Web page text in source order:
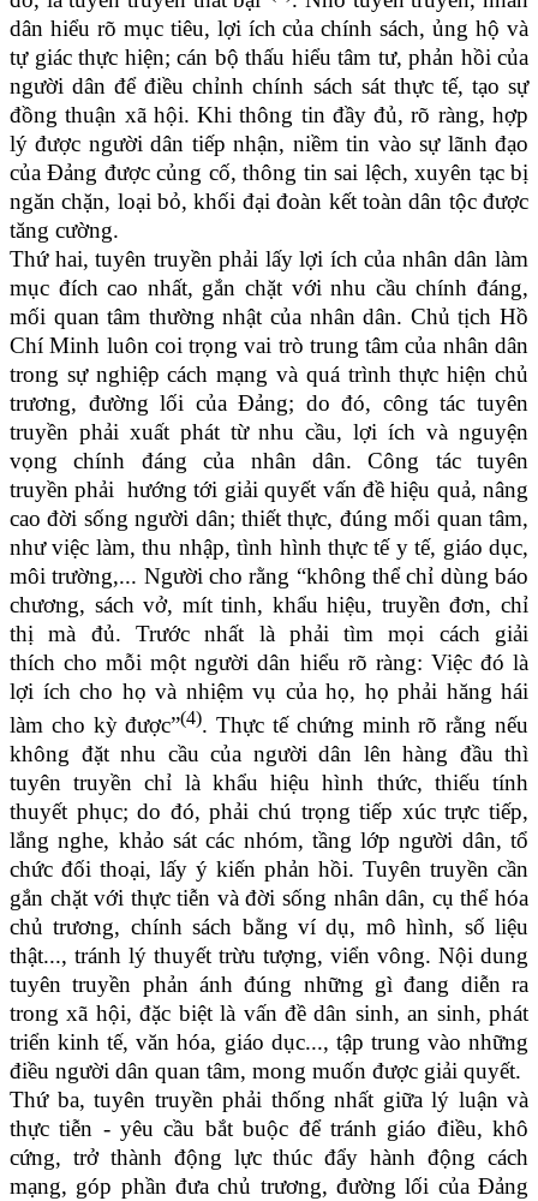
dân hiểu rõ mục tiêu, lợi ích của chính sách, ủng hộ và
tự giác thực hiện; cán bộ thấu hiểu tâm tư, phản hồi của
người dân để điều chỉnh chính sách sát thực tế, tạo sự
đồng thuận xã hội. Khi thông tin đầy đủ, rõ ràng, hợp
lý được người dân tiếp nhận, niềm tin vào sự lãnh đạo
của Đảng được củng cố, thông tin sai lệch, xuyên tạc bị
ngăn chặn, loại bỏ, khối đại đoàn kết toàn dân tộc được
tăng cường.
Thứ hai, tuyên truyền phải lấy lợi ích của nhân dân làm
mục đích cao nhất, gắn chặt với nhu cầu chính đáng,
mối quan tâm thường nhật của nhân dân. Chủ tịch Hồ
Chí Minh luôn coi trọng vai trò trung tâm của nhân dân
trong sự nghiệp cách mạng và quá trình thực hiện chủ
trương, đường lối của Đảng; do đó, công tác tuyên
truyền phải xuất phát từ nhu cầu, lợi ích và nguyện
vọng chính đáng của nhân dân. Công tác tuyên
truyền phải hướng tới giải quyết vấn đề hiệu quả, nâng
cao đời sống người dân; thiết thực, đúng mối quan tâm,
như việc làm, thu nhập, tình hình thực tế y tế, giáo dục,
môi trường,... Người cho rằng “không thể chỉ dùng báo
chương, sách vở, mít tinh, khẩu hiệu, truyền đơn, chỉ
thị mà đủ. Trước nhất là phải tìm mọi cách giải
thích cho mỗi một người dân hiểu rõ ràng: Việc đó là
lợi ích cho họ và nhiệm vụ của họ, họ phải hăng hái
làm cho kỳ được”(4). Thực tế chứng minh rõ rằng nếu
không đặt nhu cầu của người dân lên hàng đầu thì
tuyên truyền chỉ là khẩu hiệu hình thức, thiếu tính
thuyết phục; do đó, phải chú trọng tiếp xúc trực tiếp,
lắng nghe, khảo sát các nhóm, tầng lớp người dân, tổ
chức đối thoại, lấy ý kiến phản hồi. Tuyên truyền cần
gắn chặt với thực tiễn và đời sống nhân dân, cụ thể hóa
chủ trương, chính sách bằng ví dụ, mô hình, số liệu
thật..., tránh lý thuyết trừu tượng, viển vông. Nội dung
tuyên truyền phản ánh đúng những gì đang diễn ra
trong xã hội, đặc biệt là vấn đề dân sinh, an sinh, phát
triển kinh tế, văn hóa, giáo dục..., tập trung vào những
điều người dân quan tâm, mong muốn được giải quyết.
Thứ ba, tuyên truyền phải thống nhất giữa lý luận và
thực tiễn - yêu cầu bắt buộc để tránh giáo điều, khô
cứng, trở thành động lực thúc đẩy hành động cách
mạng, góp phần đưa chủ trương, đường lối của Đảng